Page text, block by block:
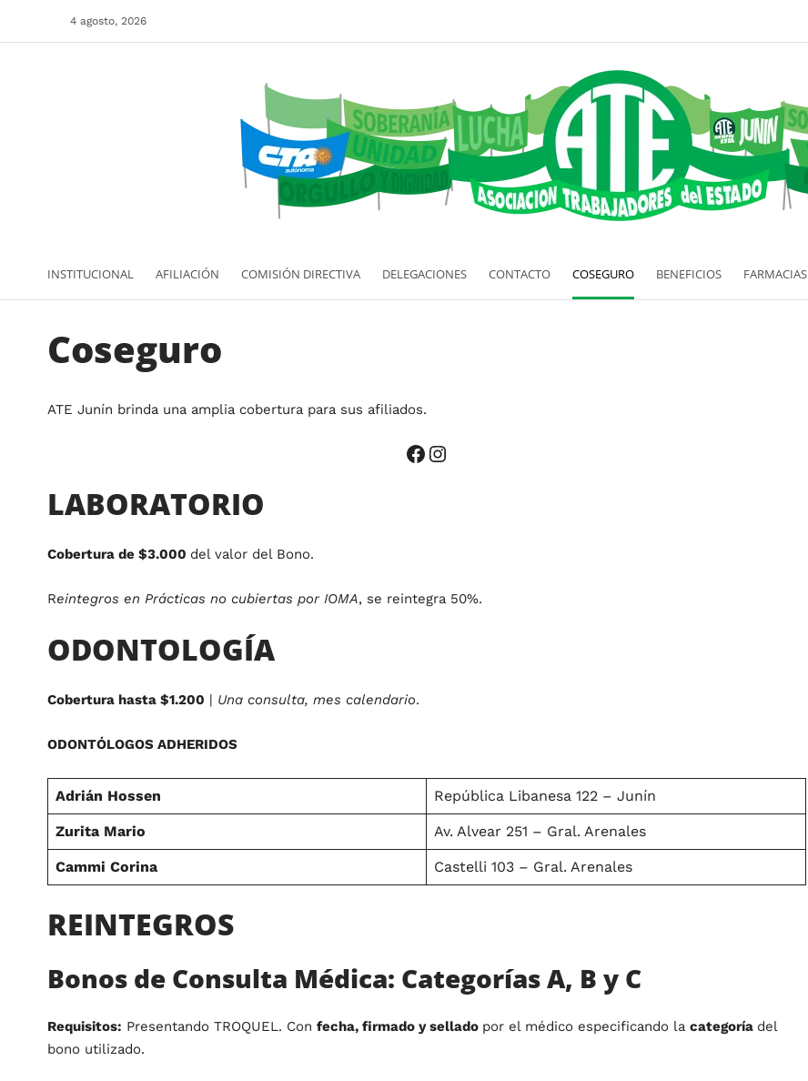
4 agosto, 2026
INSTITUCIONAL AFILIACIÓN COMISIÓN DIRECTIVA DELEGACIONES CONTACTO COSEGURO BENEFICIOS FARMACIAS
Coseguro
ATE Junín brinda una amplia cobertura para sus afiliados.
LABORATORIO
Cobertura de $3.000 del valor del Bono.
Reintegros en Prácticas no cubiertas por IOMA, se reintegra 50%.
ODONTOLOGÍA
Cobertura hasta $1.200 | Una consulta, mes calendario.
ODONTÓLOGOS ADHERIDOS
Adrián Hossen República Libanesa 122 – Junín
Zurita Mario Av. Alvear 251 – Gral. Arenales
Cammi Corina Castelli 103 – Gral. Arenales
REINTEGROS
Bonos de Consulta Médica: Categorías A, B y C
Requisitos: Presentando TROQUEL. Con fecha, firmado y sellado por el médico especificando la categoría del
bono utilizado.